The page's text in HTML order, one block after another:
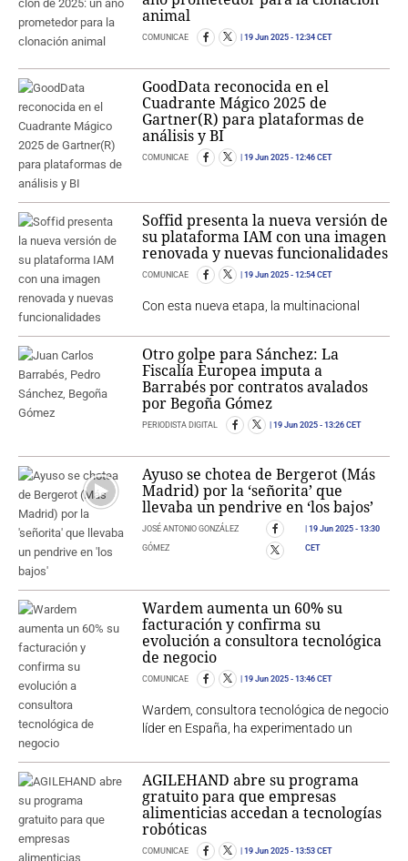
animal
COMUNICAE 19 Jun 2025 - 12:34 CET
GoodData reconocida en el
Cuadrante Mágico 2025 de
Gartner(R) para plataformas de
análisis y BI
COMUNICAE 19 Jun 2025 - 12:46 CET
Soffid presenta la nueva versión de
su plataforma IAM con una imagen
renovada y nuevas funcionalidades
COMUNICAE 19 Jun 2025 - 12:54 CET
Con esta nueva etapa, la multinacional
Otro golpe para Sánchez: La
Fiscalía Europea imputa a
Barrabés por contratos avalados
por Begoña Gómez
PERIODISTA DIGITAL 19 Jun 2025 - 13:26 CET
Ayuso se chotea de Bergerot (Más
Madrid) por la ‘señorita’ que
llevaba un pendrive en ‘los bajos’
JOSÉ ANTONIO GONZÁLEZ
GÓMEZ
19 Jun 2025 - 13:30
CET
Wardem aumenta un 60% su
facturación y confirma su
evolución a consultora tecnológica
de negocio
COMUNICAE 19 Jun 2025 - 13:46 CET
Wardem, consultora tecnológica de negocio
líder en España, ha experimentado un
AGILEHAND abre su programa
gratuito para que empresas
alimenticias accedan a tecnologías
robóticas
COMUNICAE 19 Jun 2025 - 13:53 CET